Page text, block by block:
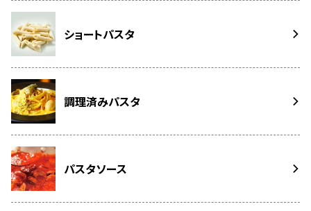
ショートパスタ
調理済みパスタ
パスタソース